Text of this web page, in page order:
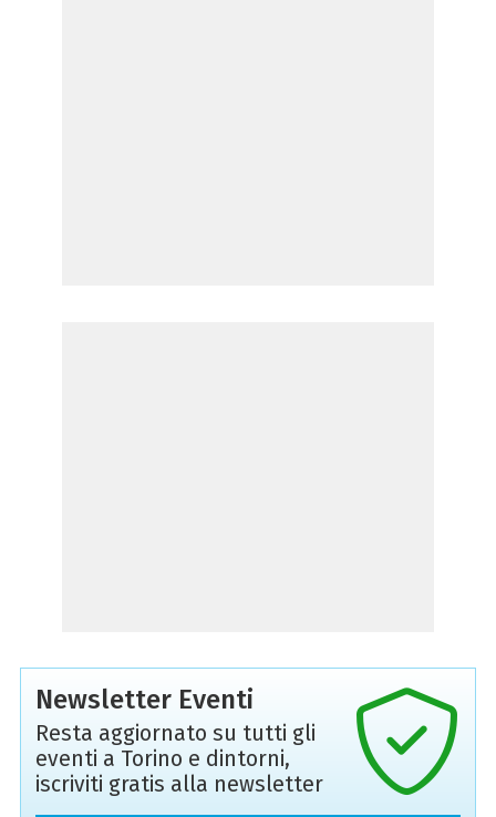
Newsletter Eventi
Resta aggiornato su tutti gli
eventi a Torino e dintorni,
iscriviti gratis alla newsletter